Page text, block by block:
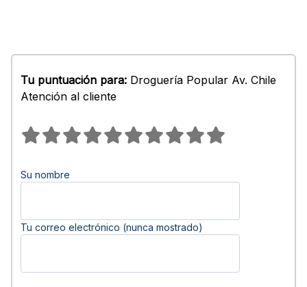
Tu puntuación para: Droguería Popular Av. Chile
Atención al cliente
Su nombre
Tu correo electrónico (nunca mostrado)